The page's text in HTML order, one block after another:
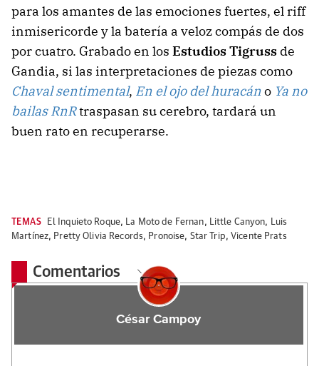
para los amantes de las emociones fuertes, el riff
inmisericorde y la batería a veloz compás de dos
por cuatro. Grabado en los Estudios Tigruss de
Gandia, si las interpretaciones de piezas como
Chaval sentimental, En el ojo del huracáno Ya no
bailas RnRtraspasan su cerebro, tardará un
buen rato en recuperarse.
TEMAS El Inquieto Roque, La Moto de Fernan, Little Canyon, Luis
Martínez, Pretty Olivia Records, Pronoise, Star Trip,Vicente Prats
Comentarios
César Campoy